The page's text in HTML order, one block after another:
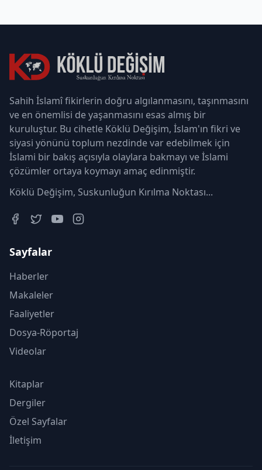
Sahih İslamî fikirlerin doğru algılanmasını, taşınmasını
ve en önemlisi de yaşanmasını esas almış bir
kuruluştur. Bu cihetle Köklü Değişim, İslam'ın fikri ve
siyasi yönünü toplum nezdinde var edebilmek için
İslami bir bakış açısıyla olaylara bakmayı ve İslami
çözümler ortaya koymayı amaç edinmiştir.
Köklü Değişim, Suskunluğun Kırılma Noktası...
Sayfalar
Haberler
Makaleler
Faaliyetler
Dosya-Röportaj
Videolar
Kitaplar
Dergiler
Özel Sayfalar
İletişim